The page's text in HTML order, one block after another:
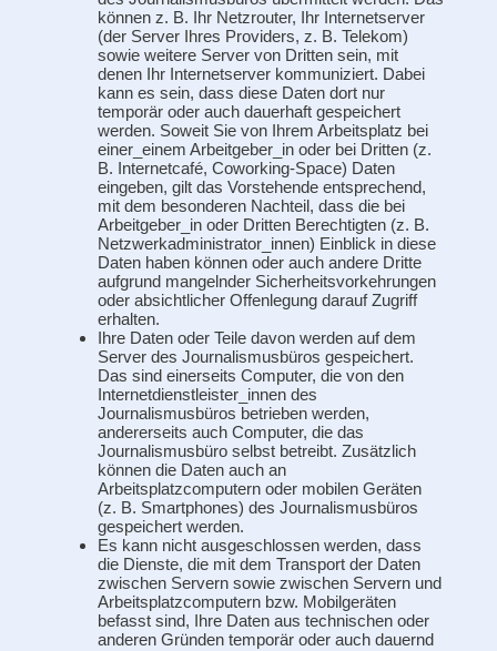
können z. B. Ihr Netzrouter, Ihr Internetserver
(der Server Ihres Providers, z. B. Telekom)
sowie weitere Server von Dritten sein, mit
denen Ihr Internetserver kommuniziert. Dabei
kann es sein, dass diese Daten dort nur
temporär oder auch dauerhaft gespeichert
werden. Soweit Sie von Ihrem Arbeitsplatz bei
einer_einem Arbeitgeber_in oder bei Dritten (z.
B. Internetcafé, Coworking-Space) Daten
eingeben, gilt das Vorstehende entsprechend,
mit dem besonderen Nachteil, dass die bei
Arbeitgeber_in oder Dritten Berechtigten (z. B.
Netzwerkadministrator_innen) Einblick in diese
Daten haben können oder auch andere Dritte
aufgrund mangelnder Sicherheitsvorkehrungen
oder absichtlicher Offenlegung darauf Zugriff
erhalten.
Ihre Daten oder Teile davon werden auf dem
Server des Journalismusbüros gespeichert.
Das sind einerseits Computer, die von den
Internetdienstleister_innen des
Journalismusbüros betrieben werden,
andererseits auch Computer, die das
Journalismusbüro selbst betreibt. Zusätzlich
können die Daten auch an
Arbeitsplatzcomputern oder mobilen Geräten
(z. B. Smartphones) des Journalismusbüros
gespeichert werden.
Es kann nicht ausgeschlossen werden, dass
die Dienste, die mit dem Transport der Daten
zwischen Servern sowie zwischen Servern und
Arbeitsplatzcomputern bzw. Mobilgeräten
befasst sind, Ihre Daten aus technischen oder
anderen Gründen temporär oder auch dauernd